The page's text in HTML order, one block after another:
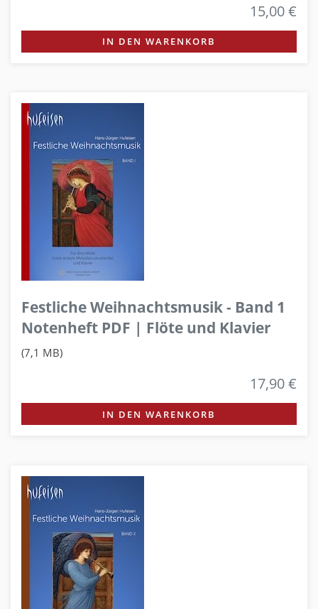
15,00 €
IN DEN WARENKORB
Festliche Weihnachtsmusik - Band 1
Notenheft PDF | Flöte und Klavier
(7,1 MB)
17,90 €
IN DEN WARENKORB